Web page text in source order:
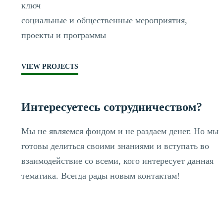
ключ
социальные и общественные мероприятия,
проекты и программы
VIEW PROJECTS
Интересуетесь сотрудничеством?
Мы не являемся фондом и не раздаем денег. Но мы
готовы делиться своими знаниями и вступать во
взаимодействие со всеми, кого интересует данная
тематика. Всегда рады новым контактам!